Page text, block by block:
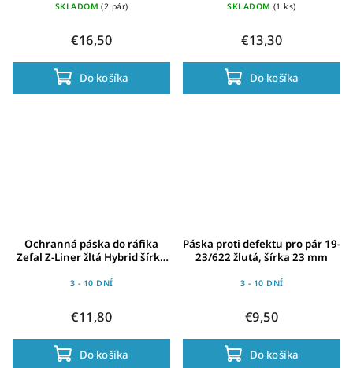
SKLADOM (2 pár)
€16,50
Do košíka
34mm(2x90g)
SKLADOM (1 ks)
€13,30
Do košíka
Ochranná páska do ráfika
Zefal Z-Liner žltá Hybrid šírka
3 - 10 DNÍ
€11,80
Do košíka
Páska proti defektu pro pár 19-
23/622 žlutá, šírka 23 mm
3 - 10 DNÍ
€9,50
Do košíka